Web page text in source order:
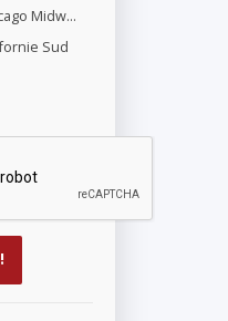
Chicago Midwest
Sud